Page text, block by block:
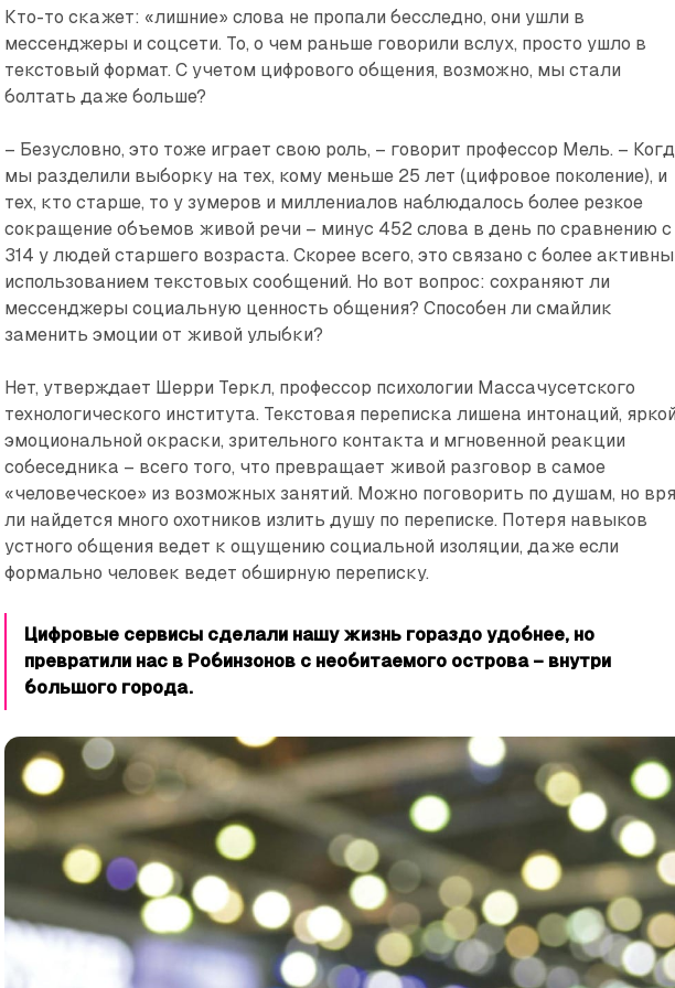
Кто-то скажет: «лишние» слова не пропали бесследно, они ушли в
мессенджеры и соцсети. То, о чем раньше говорили вслух, просто ушло в
текстовый формат. С учетом цифрового общения, возможно, мы стали
болтать даже больше?
– Безусловно, это тоже играет свою роль, – говорит профессор Мель. –
мы разделили выборку на тех, кому меньше 25 лет (цифровое поколение), и
тех, кто старше, то у зумеров и миллениалов наблюдалось более резкое
сокращение объемов живой речи – минус 452 слова в день по сравнению с
314 у людей старшего возраста. Скорее всего, это связано с более
использованием текстовых сообщений. Но вот вопрос: сохраняют ли
мессенджеры социальную ценность общения? Способен ли смайлик
заменить эмоции от живой улыбки?
Нет, утверждает Шерри Теркл, профессор психологии Массачусетского
технологического института. Текстовая переписка лишена интонаций, яркой
эмоциональной окрас­ки, зрительного контакта и мгновенной реакции
собеседника – всего того, что превращает живой разговор в самое
«человеческое» из возможных занятий. Можно поговорить по душам, но
ли найдется много охотников излить душу по переписке. Потеря навыков
устного общения ведет к ощущению социальной изоляции, даже если
формально человек ведет обширную переписку.
Цифровые сервисы сделали нашу жизнь гораздо удобнее, но
превратили нас в Робинзонов с необитаемого острова – внутри
большого города.